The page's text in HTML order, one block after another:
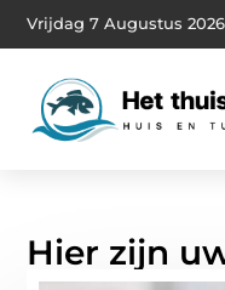
Vrijdag 7 Augustus 2026
Hier zijn